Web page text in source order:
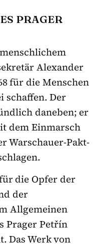
PRAGER
Alexander
für die Menschen
schaffen. Der
daneben; er
dem Einmarsch
Warschauer-Pakt-
die Opfer der
der
Allgemeinen
Prager Petřín
Das Werk von